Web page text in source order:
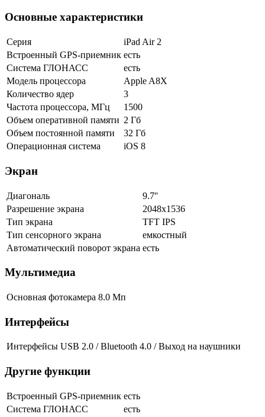
Основные характеристики
Серия
iPad Air 2
Встроенный GPS-приемник есть
Система ГЛОНАСС
есть
Модель процессора
Apple A8X
Количество ядер
3
Частота процессора, МГц
1500
Объем оперативной памяти 2 Гб
Объем постоянной памяти
32 Гб
Операционная система
iOS 8
Экран
Диагональ
9.7''
Разрешение экрана
2048x1536
Тип экрана
TFT IPS
Тип сенсорного экрана
емкостный
Автоматический поворот экрана есть
Мультимедиа
Основная фотокамера 8.0 Мп
Интерфейсы
Интерфейсы USB 2.0 / Bluetooth 4.0 / Выход на наушники
Другие функции
Встроенный GPS-приемник есть
Система ГЛОНАСС
есть